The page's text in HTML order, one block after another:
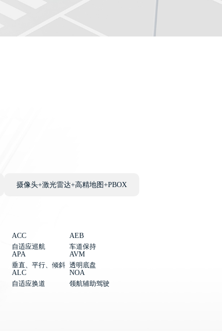
摄像头+激光雷达+高精地图+PBOX
ACC
自适应巡航
AEB
车道保持
APA
垂直、平行、倾斜
AVM
透明底盘
ALC
自适应换道
NOA
领航辅助驾驶